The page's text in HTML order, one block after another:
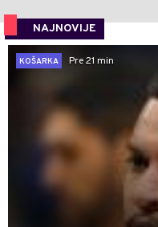
NAJNOVIJE
KOŠARKA
Pre 21 min